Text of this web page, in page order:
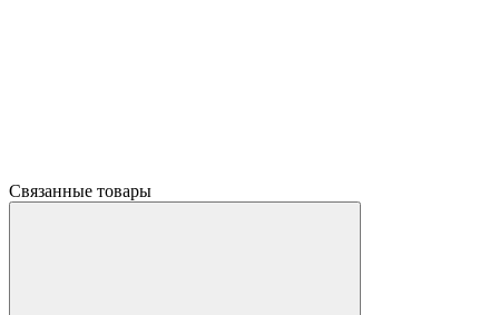
Связанные товары